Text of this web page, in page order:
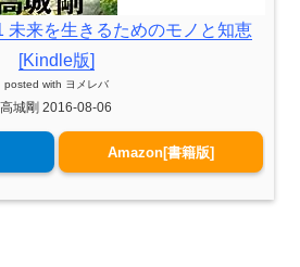
未来を生きるためのモノと知恵
[Kindle版]
posted with ヨメレバ
高城剛 2016-08-06
Amazon[書籍版]